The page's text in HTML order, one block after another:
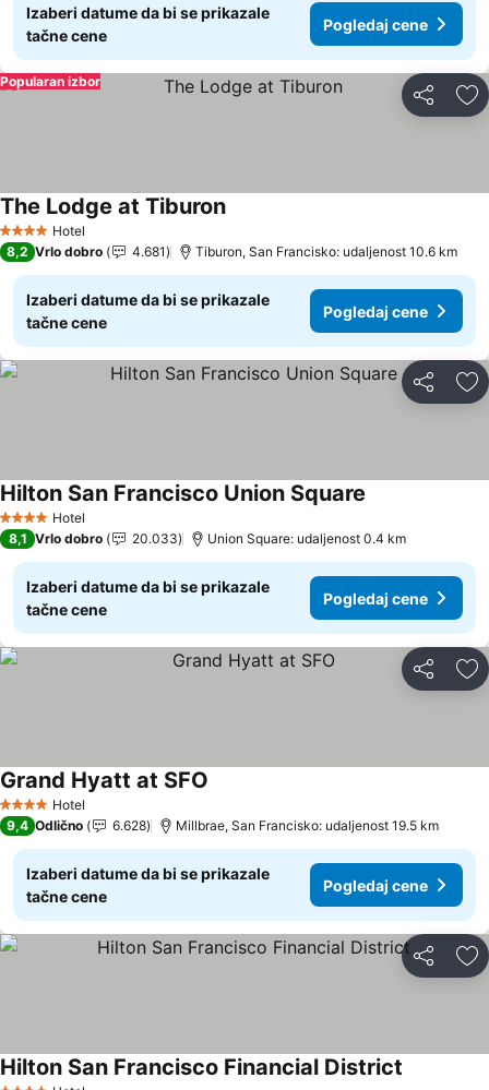
Izaberi datume da bi se prikazale
tačne cene
Pogledaj cene
Deli
Popularan izbor
4 ZvezdiceHotel
The Lodge at TiburonPogledaj cene
8,2 Vrlo dobro 4.681 Tiburon, San Francisko: udaljenost 10.6 km
Izaberi datume da bi se prikazale
tačne cene
Pogledaj cene
Deli
4 ZvezdiceHotel
Hilton San Francisco Union Square
8,1 Vrlo dobro 20.033 Union Square: udaljenost 0.4 km
Izaberi datume da bi se prikazale
tačne cene
Pogledaj cene
Deli
4 ZvezdiceHotel
Grand Hyatt at SFO
9,4 Odlično 6.628 Millbrae, San Francisko: udaljenost 19.5 km
Izaberi datume da bi se prikazale
tačne cene
Pogledaj cene
Deli
Hilton San Francisco Financial District